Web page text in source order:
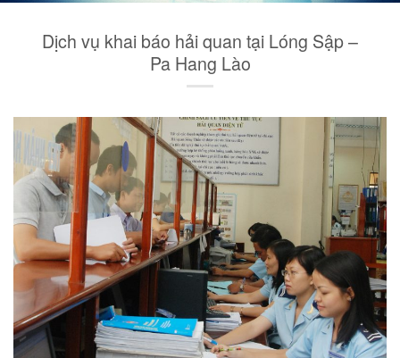
Dịch vụ khai báo hải quan tại Lóng Sập –
Pa Hang Lào